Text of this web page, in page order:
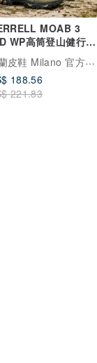
MOAB 3
WP高筒登山健行鞋
-棕綠色
米蘭皮鞋 Milano 官方直營
188.56
221.83